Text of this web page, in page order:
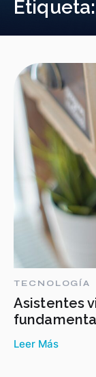
Etiqueta:
TECNOLOGÍA
Asistentes
Leer Más